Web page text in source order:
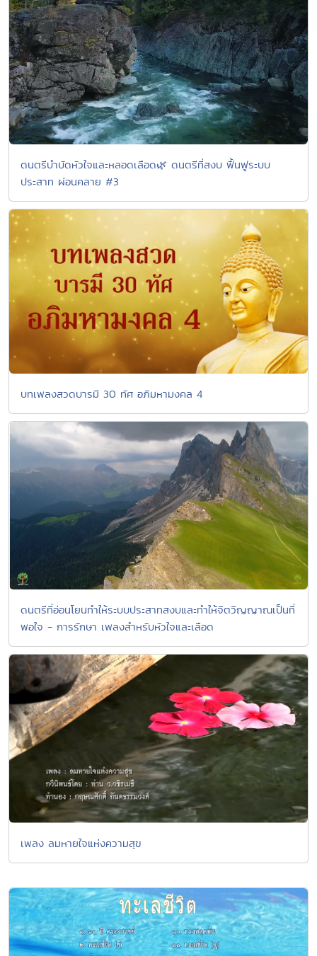
ดนตรีบำบัดหัวใจและหลอดเลือด🌿 ดนตรีที่สงบ ฟื้นฟูระบบ
ประสาท ผ่อนคลาย #3
บทเพลงสวดบารมี 30 ทัศ อภิมหามงคล 4
ดนตรีที่อ่อนโยนทำให้ระบบประสาทสงบและทำให้จิตวิญญาณเป็นที่
พอใจ - การรักษา เพลงสำหรับหัวใจและเลือด
เพลง ลมหายใจแห่งความสุข